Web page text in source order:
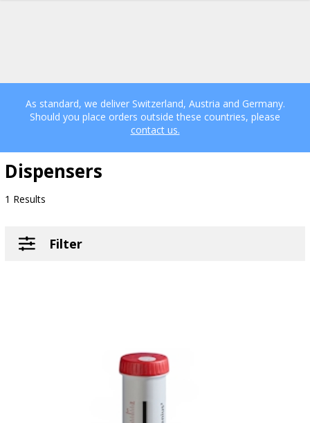
As standard, we deliver Switzerland, Austria and Germany.
Should you place orders outside these countries, please
contact us.
Dispensers
1 Results
Filter